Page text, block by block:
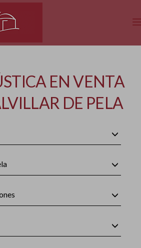
EN VENTA
DE PELA